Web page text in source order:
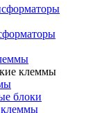
клеммы
блоки
клеммы